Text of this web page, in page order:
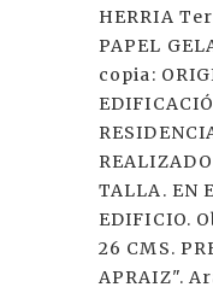
HERRIA
PAPEL
copia:
TALLA. EN
EDIFICIO.
26 CMS.
APRAIZ".